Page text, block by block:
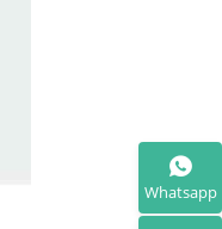
Whatsapp